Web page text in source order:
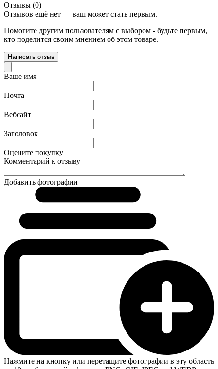
Отзывы (0)
Отзывов ещё нет — ваш может стать первым.
Помогите другим пользователям с выбором - будьте первым,
кто поделится своим мнением об этом товаре.
Написать отзыв
Ваше имя
Почта
Вебсайт
Заголовок
Оцените покупку
Комментарий к отзыву
Добавить фотографии
Нажмите на кнопку или перетащите фотографии в эту область